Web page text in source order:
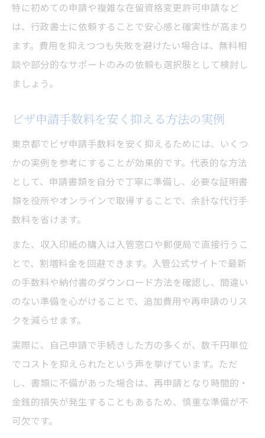
特に初めての申請や複雑な在留資格変更許可申請など
は、行政書士に依頼することで安心感と確実性が高まり
ます。費用を抑えつつも失敗を避けたい場合は、無料相
談や部分的なサポートのみの依頼も選択肢として検討し
ましょう。
ビザ申請手数料を安く抑える方法の実例
東京都でビザ申請手数料を安く抑えるためには、いくつ
かの実例を参考にすることが効果的です。代表的な方法
として、申請書類を自分で丁寧に準備し、必要な証明書
類を役所やオンラインで取得することで、余計な代行手
数料を省けます。
また、収入印紙の購入は入管窓口や郵便局で直接行うこ
とで、割増料金を回避できます。入管公式サイトで最新
の手数料や納付書のダウンロード方法を確認し、間違い
のない準備を心がけることで、追加費用や再申請のリス
クを減らせます。
実際に、自己申請で手続きした方の多くが、数千円単位
でコストを抑えられたという声を挙げています。ただ
し、書類に不備があった場合は、再申請となり時間的・
金銭的損失が発生することもあるため、慎重な準備が不
可欠です。